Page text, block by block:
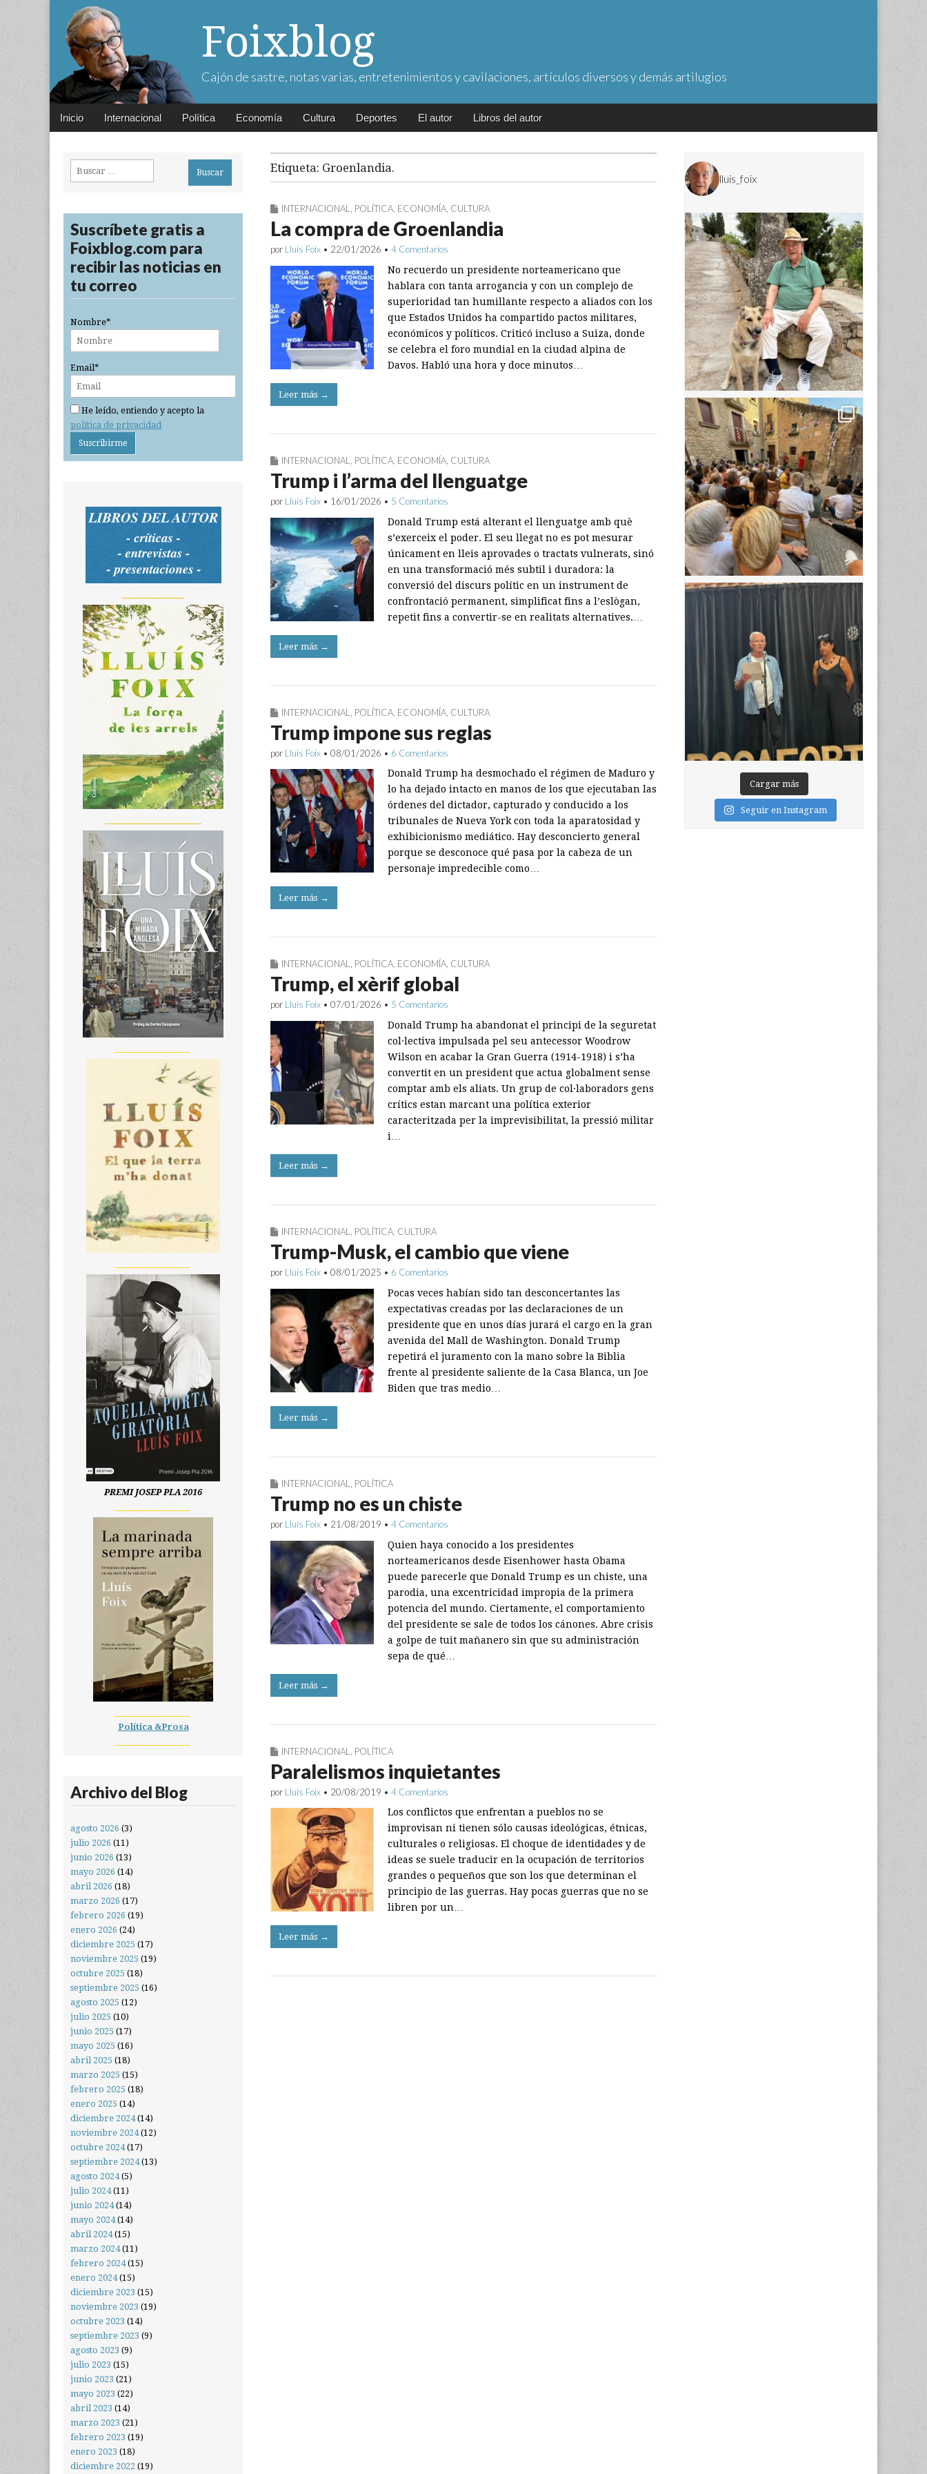
Foixblog
Cajón de sastre, notas varias, entretenimientos y cavilaciones, artículos diversos y demás artilugios
Main
Skip
Inicio Internacional Política Economía Cultura Deportes El autor Libros del autor
Etiqueta: Groenlandia.
INTERNACIONAL POLÍTICA ECONOMÍA CULTURA
La compra de Groenlandia
por Lluís Foix • 22/01/2026 • 4 Comentarios
No recuerdo un presidente norteamericano que
hablara con tanta arrogancia y con un complejo de
superioridad tan humillante respecto a aliados con los
que Estados Unidos ha compartido pactos militares,
económicos y políticos. Criticó incluso a Suiza, donde
se celebra el foro mundial en la ciudad alpina de
Davos. Habló una hora y doce minutos…
Leer más →
INTERNACIONAL POLÍTICA ECONOMÍA CULTURA
Trump i l’arma del llenguatge
por Lluís Foix • 16/01/2026 • 5 Comentarios
Donald Trump está alterant el llenguatge amb què
s’exerceix el poder. El seu llegat no es pot mesurar
únicament en lleis aprovades o tractats vulnerats, sinó
en una transformació més subtil i duradora: la
conversió del discurs polític en un instrument de
confrontació permanent, simplificat fins a l’eslògan,
repetit fins a convertir-se en realitats alternatives.…
Leer más →
INTERNACIONAL POLÍTICA ECONOMÍA CULTURA
Trump impone sus reglas
por Lluís Foix • 08/01/2026 • 6 Comentarios
Donald Trump ha desmochado el régimen de Maduro y
lo ha dejado intacto en manos de los que ejecutaban las
órdenes del dictador, capturado y conducido a los
tribunales de Nueva York con toda la aparatosidad y
exhibicionismo mediático. Hay desconcierto general
porque se desconoce qué pasa por la cabeza de un
personaje impredecible como…
Leer más →
INTERNACIONAL, POLÍTICA, ECONOMÍA, CULTURA
Trump, el xèrif global
por Lluís Foix • 07/01/2026 • 5 Comentarios
Donald Trump ha abandonat el principi de la seguretat
col·lectiva impulsada pel seu antecessor Woodrow
Wilson en acabar la Gran Guerra (1914-1918) i s’ha
convertit en un president que actua globalment sense
comptar amb els aliats. Un grup de col·laboradors gens
crítics estan marcant una política exterior
caracteritzada per la imprevisibilitat, la pressió militar
i…
Leer más →
INTERNACIONAL POLÍTICA CULTURA
Trump-Musk, el cambio que viene
por Lluís Foix • 08/01/2025 • 6 Comentarios
Pocas veces habían sido tan desconcertantes las
expectativas creadas por las declaraciones de un
presidente que en unos días jurará el cargo en la gran
avenida del Mall de Washington. Donald Trump
repetirá el juramento con la mano sobre la Biblia
frente al presidente saliente de la Casa Blanca, un Joe
Biden que tras medio…
Leer más →
INTERNACIONAL POLÍTICA
Trump no es un chiste
por Lluís Foix • 21/08/2019 • 4 Comentarios
Quien haya conocido a los presidentes
norteamericanos desde Eisenhower hasta Obama
puede parecerle que Donald Trump es un chiste, una
parodia, una excentricidad impropia de la primera
potencia del mundo. Ciertamente, el comportamiento
del presidente se sale de todos los cánones. Abre crisis
a golpe de tuit mañanero sin que su administración
sepa de qué…
Leer más →
INTERNACIONAL POLÍTICA
Paralelismos inquietantes
por Lluís Foix • 20/08/2019 • 4 Comentarios
Los conflictos que enfrentan a pueblos no se
improvisan ni tienen sólo causas ideológicas, étnicas,
culturales o religiosas. El choque de identidades y de
ideas se suele traducir en la ocupación de territorios
grandes o pequeños que son los que determinan el
principio de las guerras. Hay pocas guerras que no se
libren por un…
Leer más →
Buscar:
Suscríbete gratis a
Foixblog.com para
recibir las noticias en
tu correo
Nombre*
Email*
He leído, entiendo y acepto la
política de privacidad
PREMI JOSEP PLA 2016
Política &Prosa
Archivo del Blog
agosto 2026 (3)
julio 2026 (11)
junio 2026 (13)
mayo 2026 (14)
abril 2026 (18)
marzo 2026 (17)
febrero 2026 (19)
enero 2026 (24)
diciembre 2025 (17)
noviembre 2025 (19)
octubre 2025 (18)
septiembre 2025 (16)
agosto 2025 (12)
julio 2025 (10)
junio 2025 (17)
mayo 2025 (16)
abril 2025 (18)
marzo 2025 (15)
febrero 2025 (18)
enero 2025 (14)
diciembre 2024(14)
noviembre 2024(12)
octubre 2024(17)
septiembre 2024(13)
agosto 2024(5)
julio 2024(11)
junio 2024(14)
mayo 2024(14)
abril 2024(15)
marzo 2024(11)
febrero 2024(15)
enero 2024(15)
diciembre 2023 (15)
noviembre 2023 (19)
octubre 2023 (14)
septiembre 2023 (9)
agosto 2023 (9)
julio 2023 (15)
junio 2023 (21)
mayo 2023 (22)
abril 2023 (14)
marzo 2023 (21)
febrero 2023 (19)
enero 2023 (18)
diciembre 2022 (19)
lluis_foix
Cargar más
Seguir en Instagram